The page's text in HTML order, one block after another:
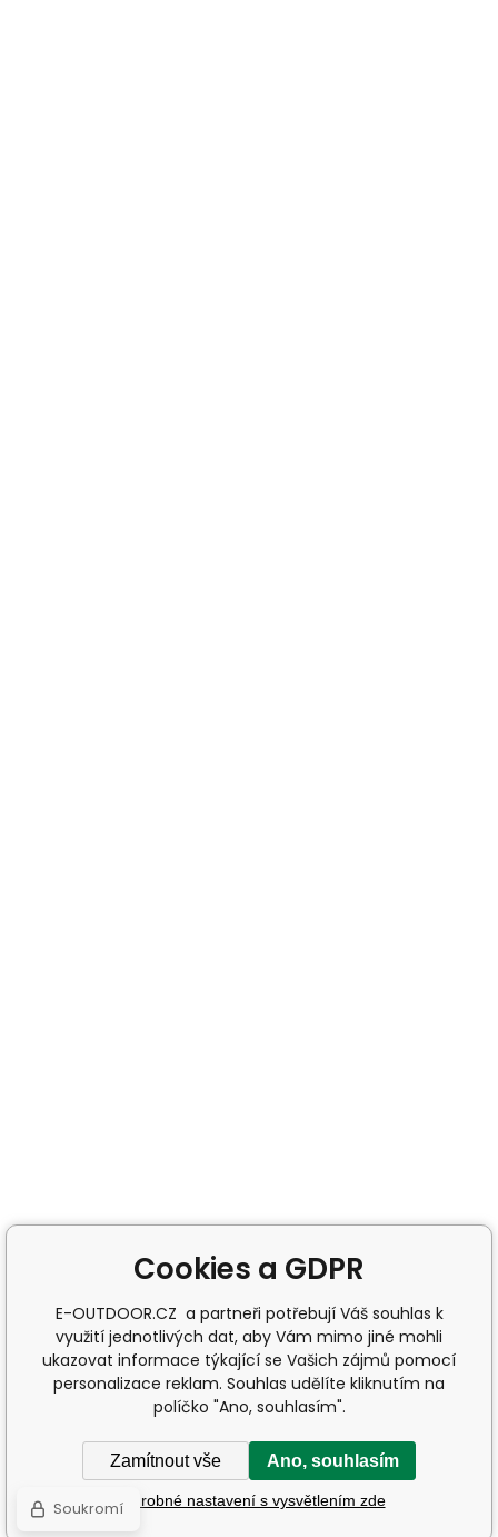
Cookies a GDPR
E-OUTDOOR.CZ a partneři potřebují Váš souhlas k
využití jednotlivých dat, aby Vám mimo jiné mohli
ukazovat informace týkající se Vašich zájmů pomocí
personalizace reklam. Souhlas udělíte kliknutím na
políčko "Ano, souhlasím".
Zamítnout vše Ano, souhlasím
Podrobné nastavení s vysvětlením zde
Soukromí